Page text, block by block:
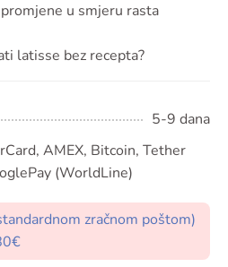
u smjeru rasta
latisse bez recepta?
5-9 dana
AMEX, Bitcoin, Tether
(WorldLine)
zračnom poštom)